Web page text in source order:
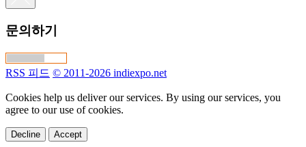
문의하기
RSS 피드 © 2011-2026 indiexpo.net
Cookies help us deliver our services. By using our services, you
agree to our use of cookies.
Decline Accept